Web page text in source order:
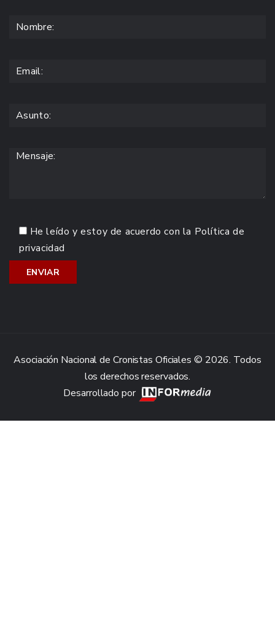
He leído y estoy de acuerdo con la Política de
privacidad
Asociación Nacional de Cronistas Oficiales © 2026. Todos
los derechos reservados.
Desarrollado por